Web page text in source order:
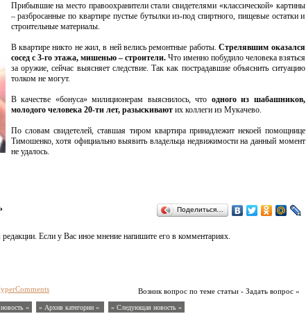
Прибывшие на место правоохранители стали свидетелями «классической» картины
– разбросанные по квартире пустые бутылки из-под спиртного, пищевые остатки и
строительные материалы.
В квартире никто не жил, в ней велись ремонтные работы.Стрелявшим оказался
сосед с 3-го этажа, мишенью – строители.Что именно побудило человека взяться
за оружие, сейчас выясняет следствие. Так как пострадавшие объяснить ситуацию
толком не могут.
В качестве «бонуса» милиционерам выяснилось, что одного из шабашников,
молодого человека 20-ти лет, разыскиваютих коллеги из Мукачево.
По словам свидетелей, ставшая тиром квартира принадлежит некоей помощнице
Тимошенко, хотя официально выявить владельца недвижимости на данный момент
не удалось.
Поделиться…
Если у Вас иное мнение напишите его в комментариях.
Возник вопрос по теме статьи - Задать вопрос »
« » Архив категории « » Следующая новость »